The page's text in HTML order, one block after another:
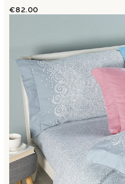
€82.00
Completo Lenzuola